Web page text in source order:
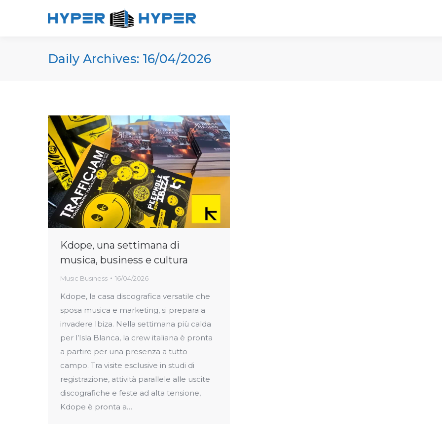
Daily Archives: 16/04/2026
Kdope, una settimana di
musica, business e cultura
Music Business 16/04/2026
Kdope, la casa discografica versatile che
sposa musica e marketing, si prepara a
invadere Ibiza. Nella settimana più calda
per l’Isla Blanca, la crew italiana è pronta
a partire per una presenza a tutto
campo. Tra visite esclusive in studi di
registrazione, attività parallele alle uscite
discografiche e feste ad alta tensione,
Kdope è pronta a…